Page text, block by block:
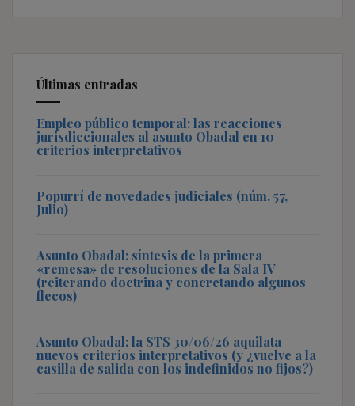
Últimas entradas
Empleo público temporal: las reacciones
jurisdiccionales al asunto Obadal en 10
criterios interpretativos
Popurrí de novedades judiciales (núm. 57,
Julio)
Asunto Obadal: síntesis de la primera
«remesa» de resoluciones de la Sala IV
(reiterando doctrina y concretando algunos
flecos)
Asunto Obadal: la STS 30/06/26 aquilata
nuevos criterios interpretativos (y ¿vuelve a la
casilla de salida con los indefinidos no fijos?)